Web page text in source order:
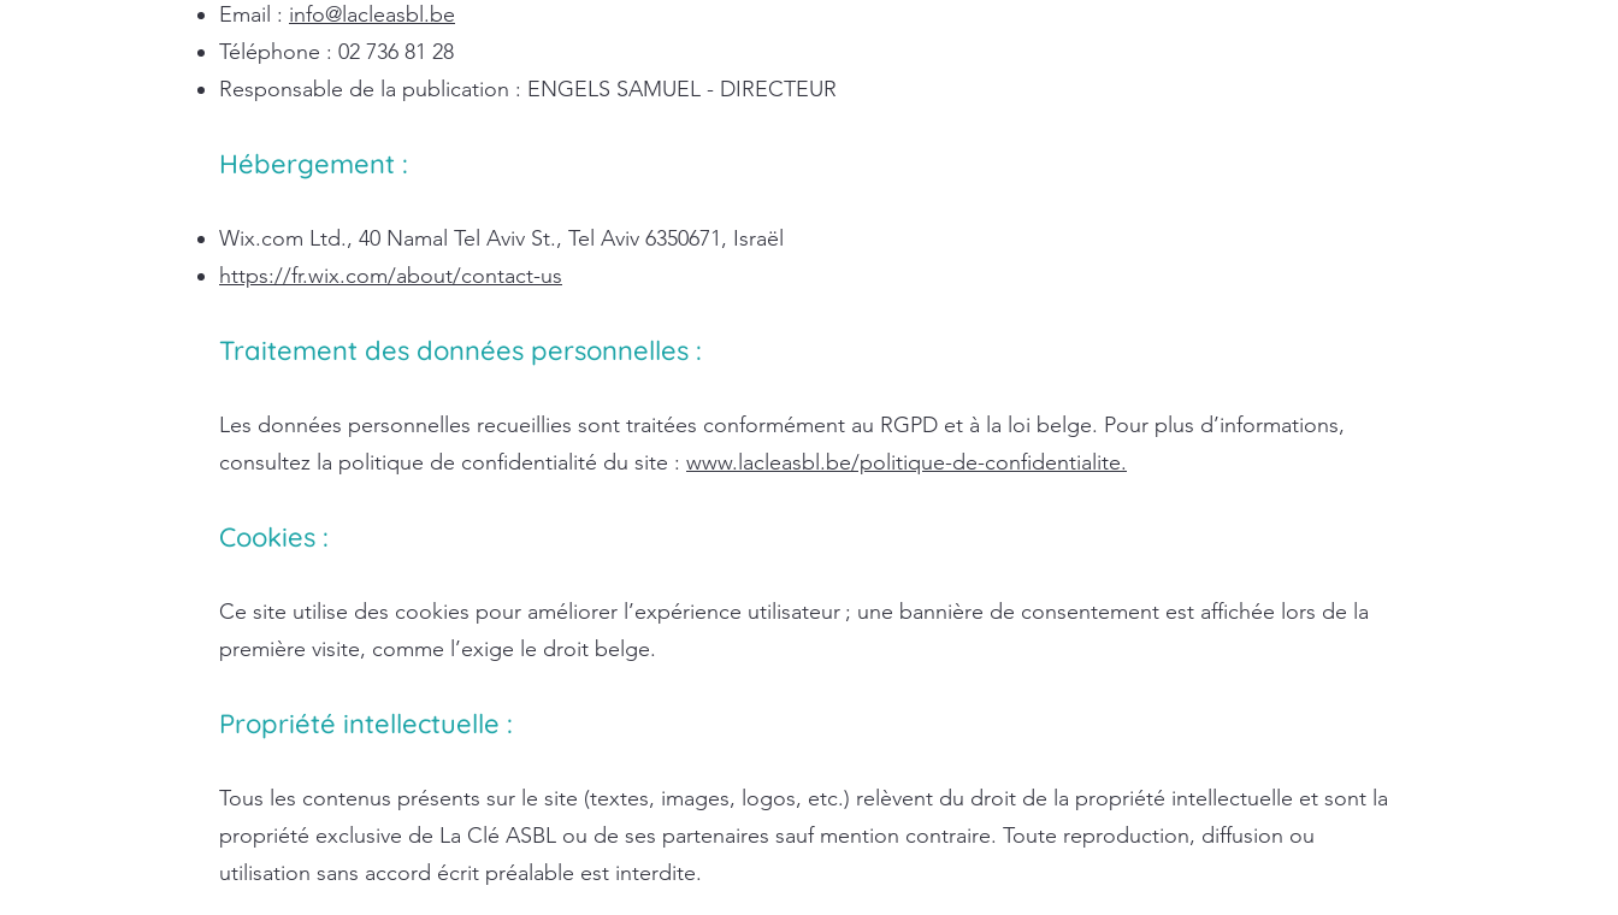
Email : info@lacleasbl.be
Téléphone : 02 736 81 28
Responsable de la publication : ENGELS SAMUEL - DIRECTEUR
Hébergement :
Wix.com Ltd., 40 Namal Tel Aviv St., Tel Aviv 6350671, Israël
https://fr.wix.com/about/contact-us
Traitement des données personnelles :
Les données personnelles recueillies sont traitées conformément au RGPD et à la loi belge. Pour plus d’informations,
consultez la politique de confidentialité du site : www.lacleasbl.be/politique-de-confidentialite.
Cookies :
Ce site utilise des cookies pour améliorer l’expérience utilisateur ; une bannière de consentement est affichée lors de la
première visite, comme l’exige le droit belge.
Propriété intellectuelle :
Tous les contenus présents sur le site (textes, images, logos, etc.) relèvent du droit de la propriété intellectuelle et sont la
propriété exclusive de La Clé ASBL ou de ses partenaires sauf mention contraire. Toute reproduction, diffusion ou
utilisation sans accord écrit préalable est interdite.